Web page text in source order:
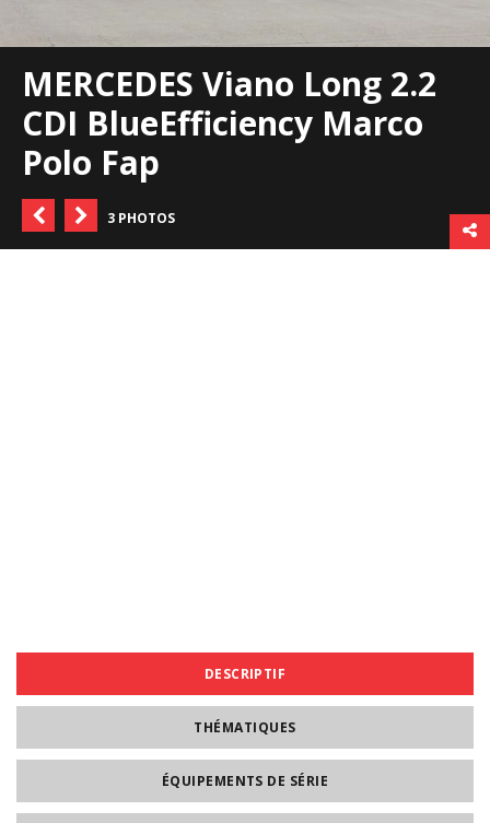
MERCEDES Viano Long 2.2
CDI BlueEfficiency Marco
Polo Fap
3 PHOTOS
DESCRIPTIF
THÉMATIQUES
ÉQUIPEMENTS DE SÉRIE